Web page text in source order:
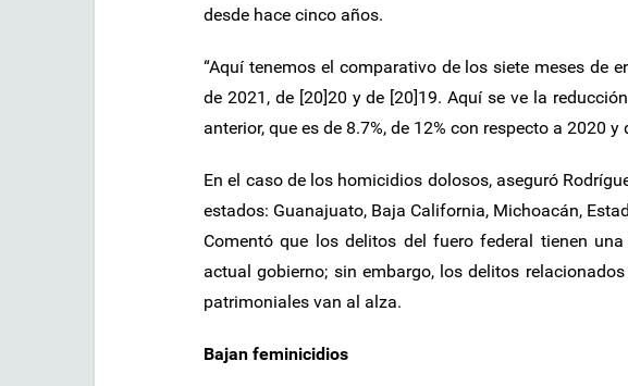
desde hace cinco años.
“Aquí tenemos el comparativo de los siete meses de
de 2021, de [20]20 y de [20]19. Aquí se ve la
anterior, que es de 8.7%, de 12% con respecto a 2020 y
En el caso de los homicidios dolosos, aseguró
estados: Guanajuato, Baja California, Michoacán,
Comentó que los delitos del fuero federal tienen
actual gobierno; sin embargo, los delitos
patrimoniales van al alza.
Bajan feminicidios